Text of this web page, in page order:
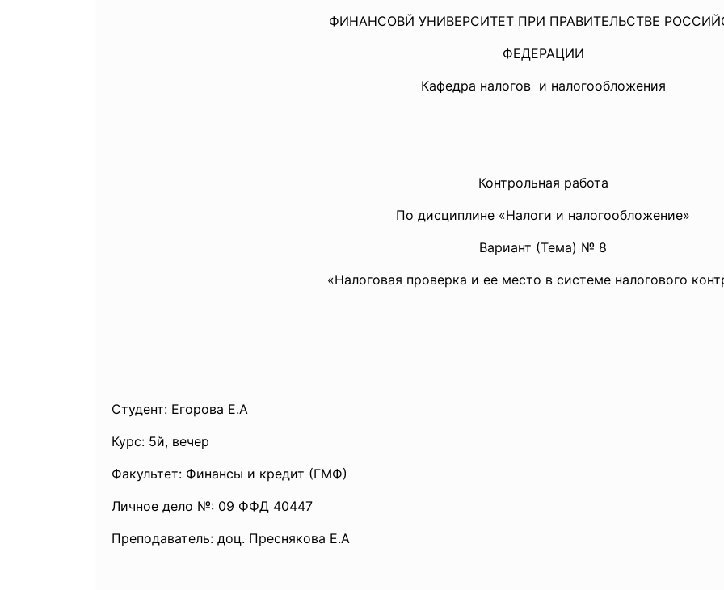
ФИНАНСОВЙ УНИВЕРСИТЕТ ПРИ ПРАВИТЕЛЬСТВЕ
ФЕДЕРАЦИИ
Кафедра налогов и налогообложения
Контрольная работа
По дисциплине «Налоги и налогообложение»
Вариант (Тема) № 8
«Налоговая проверка и ее место в системе налогового
Студент: Егорова Е.А
Курс: 5й, вечер
Факультет: Финансы и кредит (ГМФ)
Личное дело №: 09 ФФД 40447
Преподаватель: доц. Преснякова Е.А